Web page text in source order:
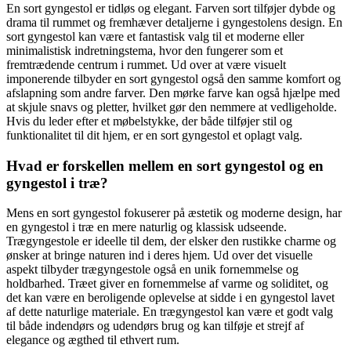
En sort gyngestol er tidløs og elegant. Farven sort tilføjer dybde og
drama til rummet og fremhæver detaljerne i gyngestolens design. En
sort gyngestol kan være et fantastisk valg til et moderne eller
minimalistisk indretningstema, hvor den fungerer som et
fremtrædende centrum i rummet. Ud over at være visuelt
imponerende tilbyder en sort gyngestol også den samme komfort og
afslapning som andre farver. Den mørke farve kan også hjælpe med
at skjule snavs og pletter, hvilket gør den nemmere at vedligeholde.
Hvis du leder efter et møbelstykke, der både tilføjer stil og
funktionalitet til dit hjem, er en sort gyngestol et oplagt valg.
Hvad er forskellen mellem en sort gyngestol og en
gyngestol i træ?
Mens en sort gyngestol fokuserer på æstetik og moderne design, har
en gyngestol i træ en mere naturlig og klassisk udseende.
Trægyngestole er ideelle til dem, der elsker den rustikke charme og
ønsker at bringe naturen ind i deres hjem. Ud over det visuelle
aspekt tilbyder trægyngestole også en unik fornemmelse og
holdbarhed. Træet giver en fornemmelse af varme og soliditet, og
det kan være en beroligende oplevelse at sidde i en gyngestol lavet
af dette naturlige materiale. En trægyngestol kan være et godt valg
til både indendørs og udendørs brug og kan tilføje et strejf af
elegance og ægthed til ethvert rum.